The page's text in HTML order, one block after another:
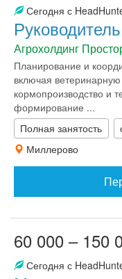
Сегодня с
Агрохолдинг
Планирование и
включая
кормопроизводство и
формирование ...
Полная занятость
Миллерово
60 000 – 150
Сегодня с